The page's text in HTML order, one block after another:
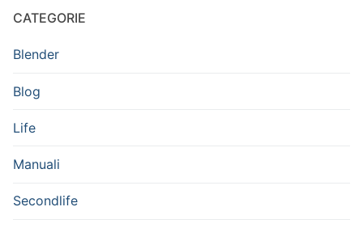
CATEGORIE
Blender
Blog
Life
Manuali
Secondlife